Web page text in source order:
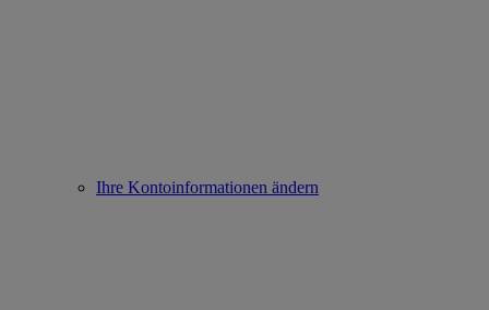
Ihre Kontoinformationen ändern